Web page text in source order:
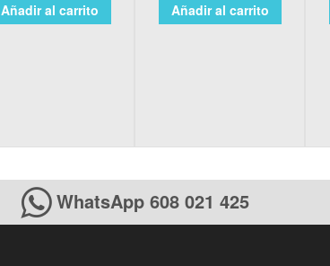
Añadir al carrito Añadir al carrito
WhatsApp 608 021 425